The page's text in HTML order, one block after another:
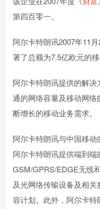
第四百零一。
阿尔卡特朗讯2007年11
署了总额为7.5亿欧元的
阿尔卡特朗讯提供的解
通的网络容量及移动网
断增长的移动业务需求。
阿尔卡特朗讯与中国移动
阿尔卡特朗讯提供端到
GSM/GPRS/EDGE无线
及光网络传输设备及相
容计划。此外，阿尔卡